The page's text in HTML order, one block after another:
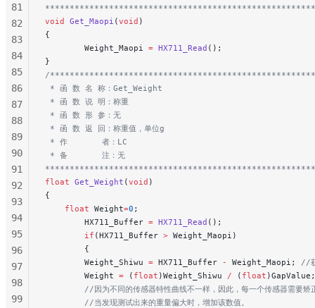
void Get_Maopi (void )
{
        Weight_Maopi
= HX711_Read ();
}
/
* 函 数 名 称：Get_Weight
* 函 数 说 明：称重
* 函 数 形 参：无
* 函 数 返 回：称重值，单位g
* 作       者：LC
* 备       注：无
float Get_Weight (void )
{
    float
Weight=0 ;
        HX711_Buffer
= HX711_Read ();
        if
(HX711_Buffer > Weight_Maopi)
        {
        Weight_Shiwu
= HX711_Buffer - Weight_Maopi;
//
        Weight
= ( float )Weight_Shiwu / ( float )GapValue;
//因为不同的传感器特性曲线不一样，因此，每一个传感器需要
        //当发现测试出来的重量偏大时，增加该数值。
81
82
83
84
85
86
87
88
89
90
91
92
93
94
95
96
97
98
99